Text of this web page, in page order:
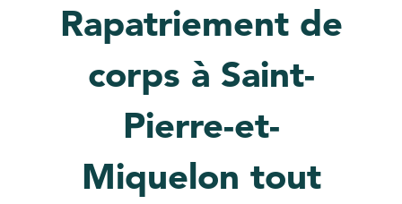
Rapatriement de
corps à Saint-
Pierre-et-
Miquelon tout